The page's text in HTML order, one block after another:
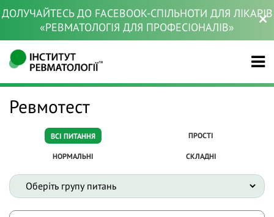
ДОЛУЧАЙТЕСЬ ДО FACEBOOK-СПІЛЬНОТИ ДЛЯ ЛІКАРІВ
«РЕВМАТОЛОГІЯ ДЛЯ ПРОФЕСІОНАЛІВ»
Ревмотест
ВСІ ПИТАННЯ ПРОСТІ
НОРМАЛЬНІ СКЛАДНІ